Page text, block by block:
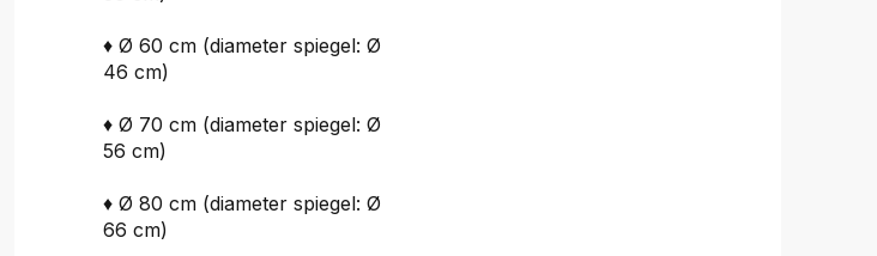
♦ Ø 60 cm (diameter spiegel: Ø
46 cm)
♦ Ø 70 cm (diameter spiegel: Ø
56 cm)
♦ Ø 80 cm (diameter spiegel: Ø
66 cm)